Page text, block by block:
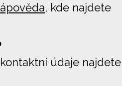
, kde najdete
údaje